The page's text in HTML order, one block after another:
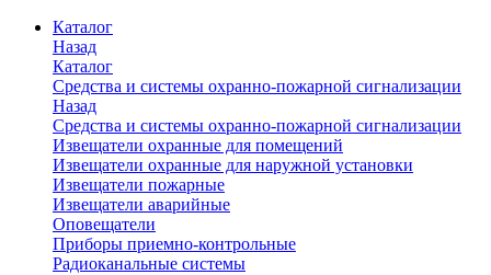
Каталог
Назад
Каталог
Средства и системы охранно-пожарной сигнализации
Назад
Средства и системы охранно-пожарной сигнализации
Извещатели охранные для помещений
Извещатели охранные для наружной установки
Извещатели пожарные
Извещатели аварийные
Оповещатели
Приборы приемно-контрольные
Радиоканальные системы